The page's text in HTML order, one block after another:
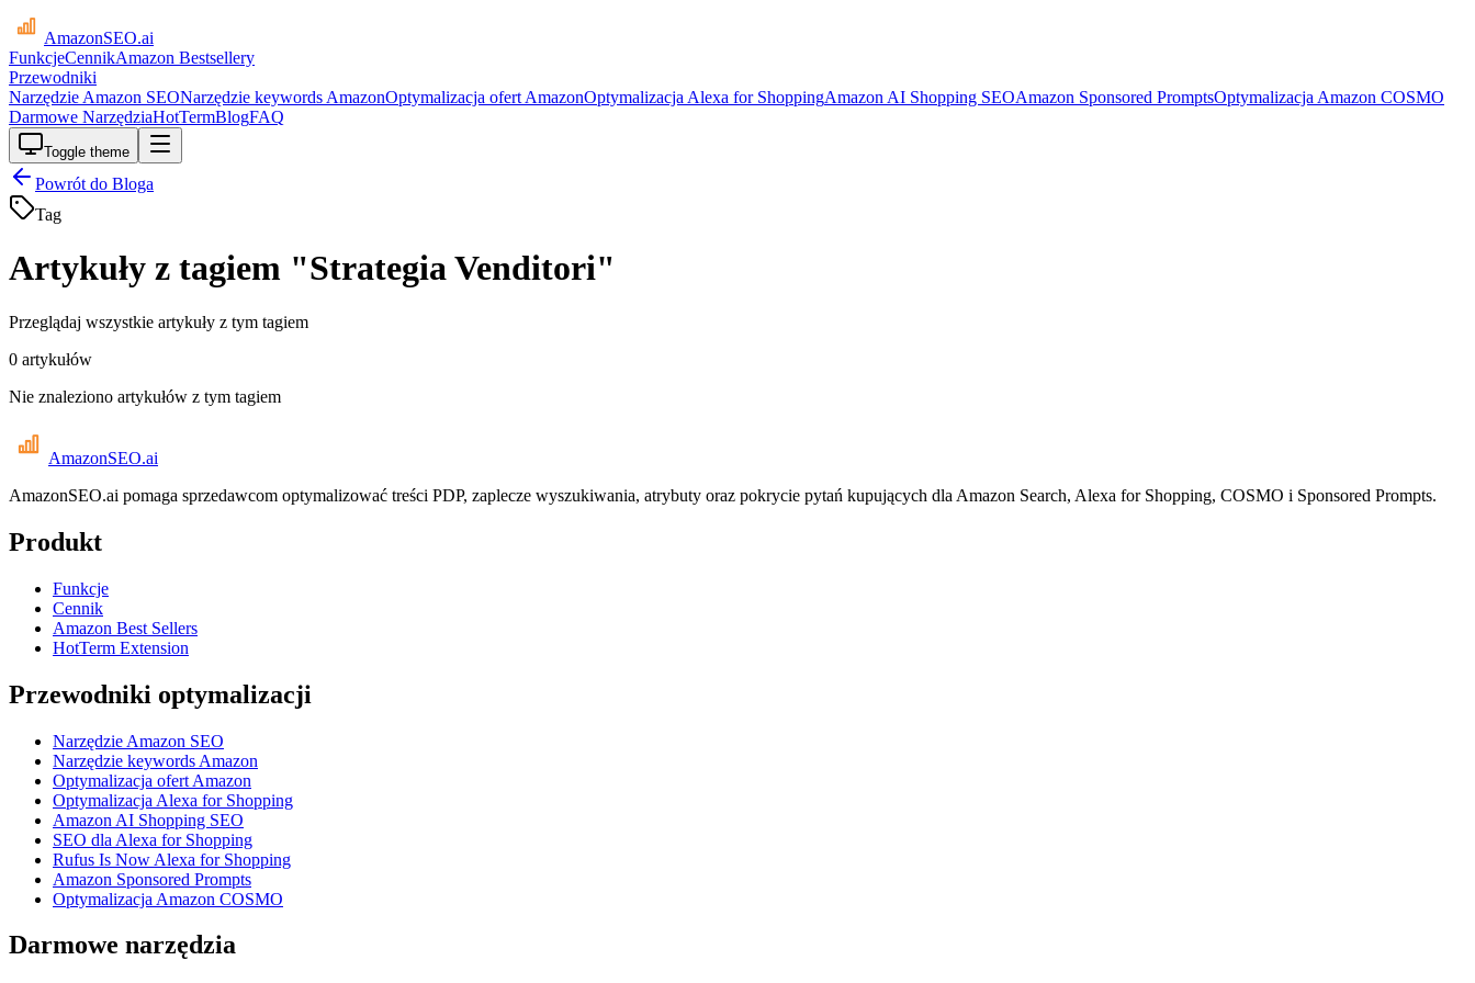
AmazonSEO.ai
FunkcjeCennikAmazon Bestsellery
Przewodniki
Narzędzie Amazon SEONarzędzie keywords AmazonOptymalizacja ofert AmazonOptymalizacja Alexa for ShoppingAmazon AI Shopping SEOAmazon Sponsored PromptsOptymalizacja Amazon COSMO
Darmowe NarzędziaHotTermBlogFAQ
Toggle theme
Powrót do Bloga
Tag
Artykuły z tagiem "Strategia Venditori"
Przeglądaj wszystkie artykuły z tym tagiem
0 artykułów
Nie znaleziono artykułów z tym tagiem
AmazonSEO.ai
AmazonSEO.ai pomaga sprzedawcom optymalizować treści PDP, zaplecze wyszukiwania, atrybuty oraz pokrycie pytań kupujących dla Amazon Search, Alexa for Shopping, COSMO i Sponsored Prompts.
Produkt
Funkcje
Cennik
Amazon Best Sellers
HotTerm Extension
Przewodniki optymalizacji
Narzędzie Amazon SEO
Narzędzie keywords Amazon
Optymalizacja ofert Amazon
Optymalizacja Alexa for Shopping
Amazon AI Shopping SEO
SEO dla Alexa for Shopping
Rufus Is Now Alexa for Shopping
Amazon Sponsored Prompts
Optymalizacja Amazon COSMO
Darmowe narzędzia